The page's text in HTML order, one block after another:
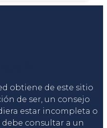
obtiene de este sitio
de ser, un consejo
estar incompleta o
debe consultar a un